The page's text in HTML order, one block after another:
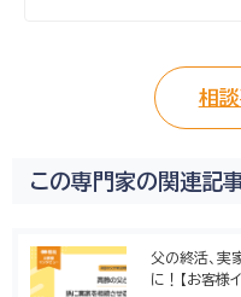
相
この専門家の関連記
父の終活、実
に！【お客様